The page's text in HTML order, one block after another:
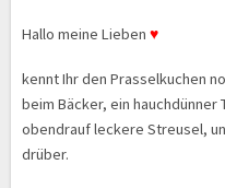
Hallo meine Lieben ♥
kennt Ihr den Prasselkuchen
beim Bäcker, ein hauchdünner
obendrauf leckere Streusel,
drüber.